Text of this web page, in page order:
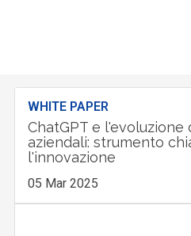
WHITE PAPER
ChatGPT e l'evoluzione
aziendali: strumento
l'innovazione
05 Mar 2025